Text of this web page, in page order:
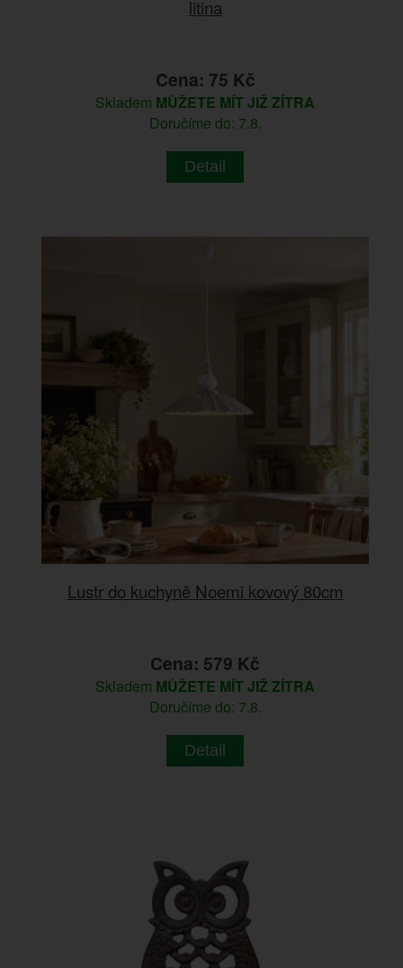
litina
Cena: 75 Kč
Skladem MŮŽETE MÍT JIŽ ZÍTRA
Doručíme do: 7.8.
Detail
Lustr do kuchyně Noemi kovový 80cm
Cena: 579 Kč
Skladem MŮŽETE MÍT JIŽ ZÍTRA
Doručíme do: 7.8.
Detail